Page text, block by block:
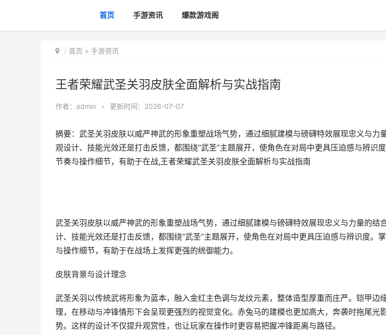
首页 手游资讯 爆款游戏阁
首页 > 手游资讯
王者荣耀武圣关羽皮肤全面解析与实战指南
作者： admin • 更新时间：2026-07-07
摘要：武圣关羽皮肤以威严神武的形象重塑战场气势，通过细腻建模与磅礴特效展现忠义与力
观设计、技能光效还是打击反馈，都围绕“武圣”主题展开，使角色在对局中更具压迫感与辨识
节奏与操作细节，有助于在战,王者荣耀武圣关羽皮肤全面解析与实战指南
武圣关羽皮肤以威严神武的形象重塑战场气势，通过细腻建模与磅礴特效展现忠义与力量的结
计、技能光效还是打击反馈，都围绕“武圣”主题展开，使角色在对局中更具压迫感与辨识度。
与操作细节，有助于在战场上发挥更强的统御能力。
皮肤背景与设计理念
武圣关羽以传统武将形象为蓝本，融入金红主色调与龙纹元素，整体造型厚重而庄严。铠甲边
理，在移动与冲锋情形下会呈现更强烈的视觉变化。赤兔马的建模也更加高大，奔袭时拖尾光
势。这样的设计不仅提升观赏性，也让玩家在操作时更容易把握冲锋距离与路径。